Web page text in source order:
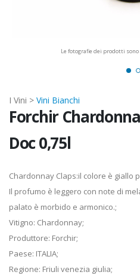
Le fotografie dei prodotti
I Vini > Vini Bianchi
Forchir
Doc 0,75l
Chardonnay Claps:il colore è giallo
Il profumo è leggero con note di
palato è morbido e armonico.;
Vitigno: Chardonnay;
Produttore: Forchir;
Paese: ITALIA;
Regione: Friuli venezia giulia;